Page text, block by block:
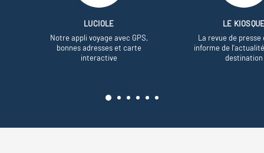
LUCIOLE
Notre appli voyage avec GPS,
bonnes adresses et carte
interactive
LE
La revue de presse
informe de
destination